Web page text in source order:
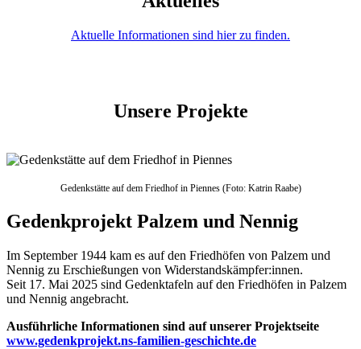
Aktuelle Informationen sind hier zu finden.
Unsere Projekte
Gedenkstätte auf dem Friedhof in Piennes (Foto: Katrin Raabe)
Gedenkprojekt Palzem und Nennig
Im September 1944 kam es auf den Friedhöfen von Palzem und
Nennig zu Erschießungen von Widerstandskämpfer:innen.
Seit 17. Mai 2025 sind Gedenktafeln auf den Friedhöfen in Palzem
und Nennig angebracht.
Ausführliche Informationen sind auf unserer Projektseite
www.gedenkprojekt.ns-familien-geschichte.de